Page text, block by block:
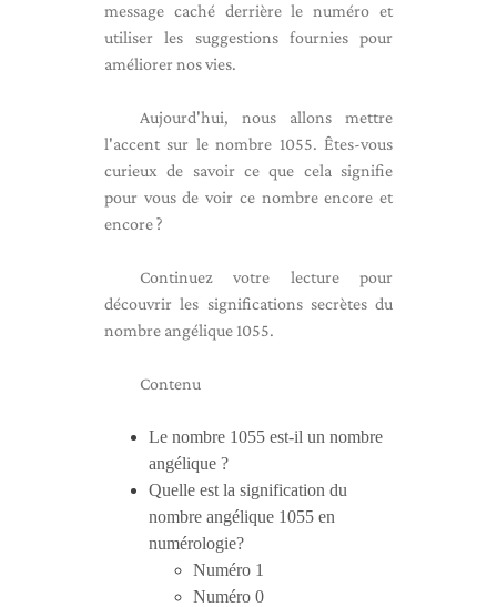
message caché derrière le numéro et
utiliser les suggestions fournies pour
améliorer nos vies.
Aujourd'hui, nous allons mettre
l'accent sur le nombre 1055. Êtes-vous
curieux de savoir ce que cela signifie
pour vous de voir ce nombre encore et
encore ?
Continuez votre lecture pour
découvrir les significations secrètes du
nombre angélique 1055.
Contenu
Le nombre 1055 est-il un nombre
angélique ?
Quelle est la signification du
nombre angélique 1055 en
numérologie?
Numéro 1
Numéro 0